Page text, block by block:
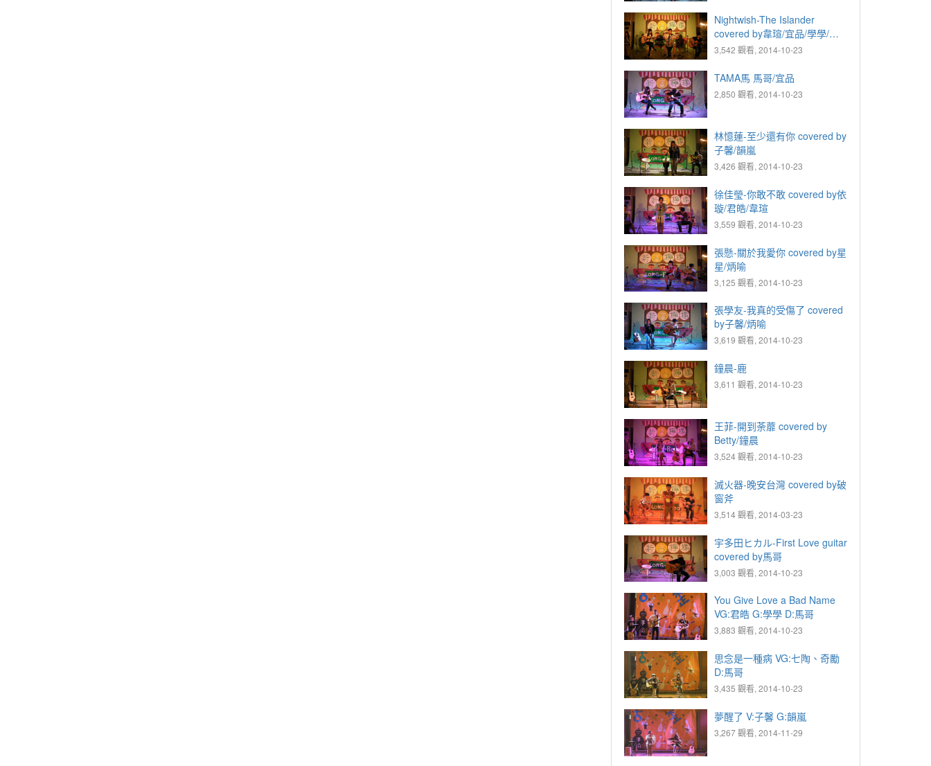
Nightwish-The Islander
covered by韋瑄/宜品/學學/伊
涵
3,542 觀看, 2014-10-23
TAMA馬 馬哥/宜品
2,850 觀看, 2014-10-23
林憶蓮-至少還有你 covered by
子馨/韻嵐
3,426 觀看, 2014-10-23
徐佳瑩-你敢不敢 covered by依
璇/君皓/韋瑄
3,559 觀看, 2014-10-23
張懸-關於我愛你 covered by星
星/炳喻
3,125 觀看, 2014-10-23
張學友-我真的受傷了 covered
by子馨/炳喻
3,619 觀看, 2014-10-23
鐘晨-鹿
3,611 觀看, 2014-10-23
王菲-開到荼蘼 covered by
Betty/鐘晨
3,524 觀看, 2014-10-23
滅火器-晚安台灣 covered by破
窗斧
3,514 觀看, 2014-03-23
宇多田ヒカル-First Love guitar
covered by馬哥
3,003 觀看, 2014-10-23
You Give Love a Bad Name
VG:君皓 G:學學 D:馬哥
3,883 觀看, 2014-10-23
思念是一種病 VG:七陶、奇勵
D:馬哥
3,435 觀看, 2014-10-23
夢醒了 V:子馨 G:韻嵐
3,267 觀看, 2014-11-29